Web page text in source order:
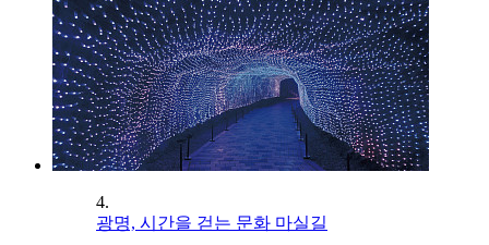
4.
광명, 시간을 걷는 문화 마실길